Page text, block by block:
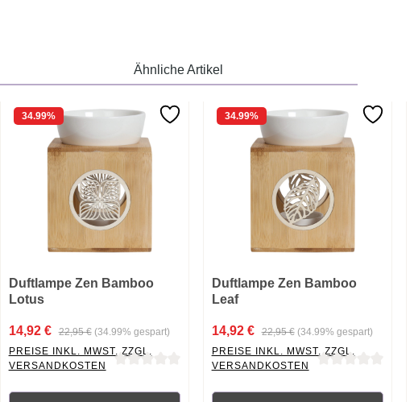
Ähnliche Artikel
34.99%
Duftlampe Zen Bamboo
Lotus
14,92 € 22,95 € (34.99% gespart)
PREISE INKL. MWST. ZZGL.
VERSANDKOSTEN
34.99%
Duftlampe Zen Bamboo
Leaf
14,92 € 22,95 € (34.99% gespart)
PREISE INKL. MWST. ZZGL.
VERSANDKOSTEN